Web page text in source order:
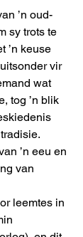
’n oud-
sy trots te
’n keuse
vir
wat
tog ’n blik
’n eeu en
van
leemtes in